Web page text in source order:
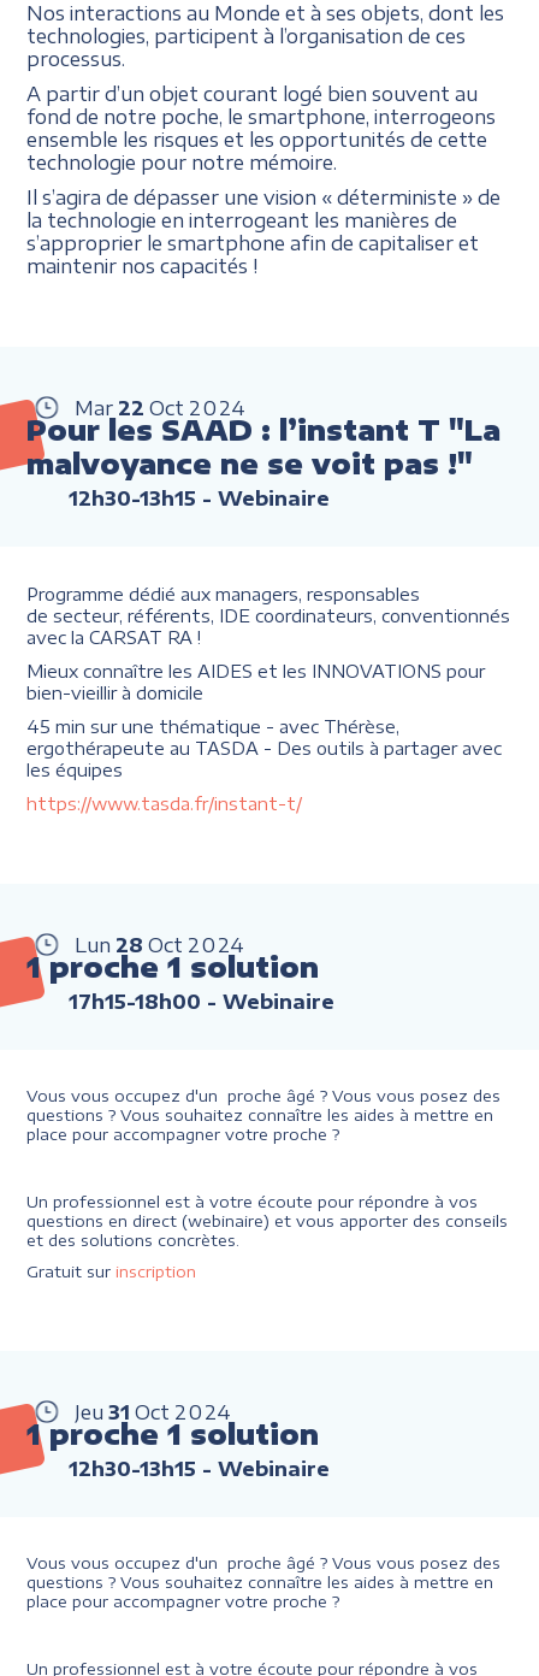
Nos interactions au Monde et à ses objets, dont les
technologies, participent à l’organisation de ces
processus.
A partir d’un objet courant logé bien souvent au
fond de notre poche, le smartphone, interrogeons
ensemble les risques et les opportunités de cette
technologie pour notre mémoire.
Il s’agira de dépasser une vision « déterministe » de
la technologie en interrogeant les manières de
s’approprier le smartphone afin de capitaliser et
maintenir nos capacités !
Mar 22 Oct 2024
Pour les SAAD : l’instant T "La
malvoyance ne se voit pas !"
12h30-13h15 - Webinaire
Programme dédié aux managers, responsables
de secteur, référents, IDE coordinateurs, conventionnés
avec la CARSAT RA !
Mieux connaître les AIDES et les INNOVATIONS pour
bien-vieillir à domicile
45 min sur une thématique - avec Thérèse,
ergothérapeute au TASDA - Des outils à partager avec
les équipes
https://www.tasda.fr/instant-t/
Lun 28 Oct 2024
1 proche 1 solution
17h15-18h00 - Webinaire
Vous vous occupez d'un proche âgé ? Vous vous posez des
questions ? Vous souhaitez connaître les aides à mettre en
place pour accompagner votre proche ?
Un professionnel est à votre écoute pour répondre à vos
questions en direct (webinaire) et vous apporter des conseils
et des solutions concrètes.
Gratuit sur inscription
Jeu 31 Oct 2024
1 proche 1 solution
12h30-13h15 - Webinaire
Vous vous occupez d'un proche âgé ? Vous vous posez des
questions ? Vous souhaitez connaître les aides à mettre en
place pour accompagner votre proche ?
Un professionnel est à votre écoute pour répondre à vos